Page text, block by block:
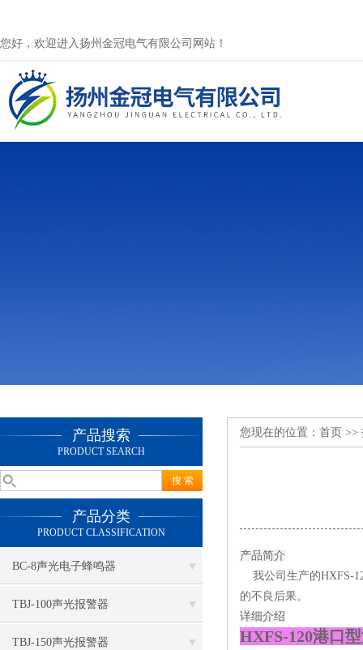
您好，欢迎进入扬州金冠电气有限公司网站！
产品搜索
PRODUCT SEARCH
产品分类
PRODUCT CLASSIFICATION
BC-8声光电子蜂鸣器
TBJ-100声光报警器
TBJ-150声光报警器
您现在的位置： 首页 >>
产品简介
我公司生产的HXFS-
的不良后果。
详细介绍
HXFS-120港口